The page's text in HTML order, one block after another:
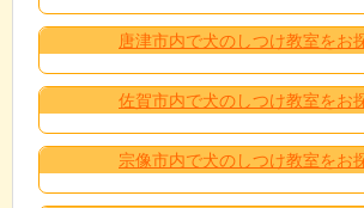
唐津市内で犬のしつけ教室をお
佐賀市内で犬のしつけ教室をお
宗像市内で犬のしつけ教室をお